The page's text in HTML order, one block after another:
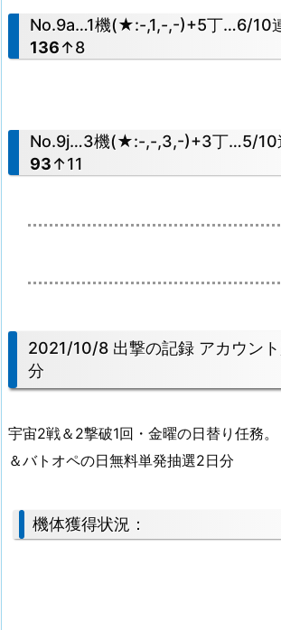
No.9a…1機(★:-,1,-,-)+5丁…6/10
136↑8
No.9j…3機(★:-,-,3,-)+3丁…5/10
93↑11
2021/10/8 出撃の記録 アカウン
分
宇宙2戦＆2撃破1回・金曜の日替り任務。
＆バトオペの日無料単発抽選2日分
機体獲得状況：